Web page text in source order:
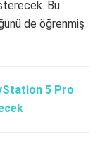
Bu
de öğrenmiş
5 Pro